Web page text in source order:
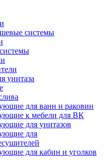
системы
унитаза
для ванн и раковин
к мебели для ВК
для унитазов
для
для кабин и уголков